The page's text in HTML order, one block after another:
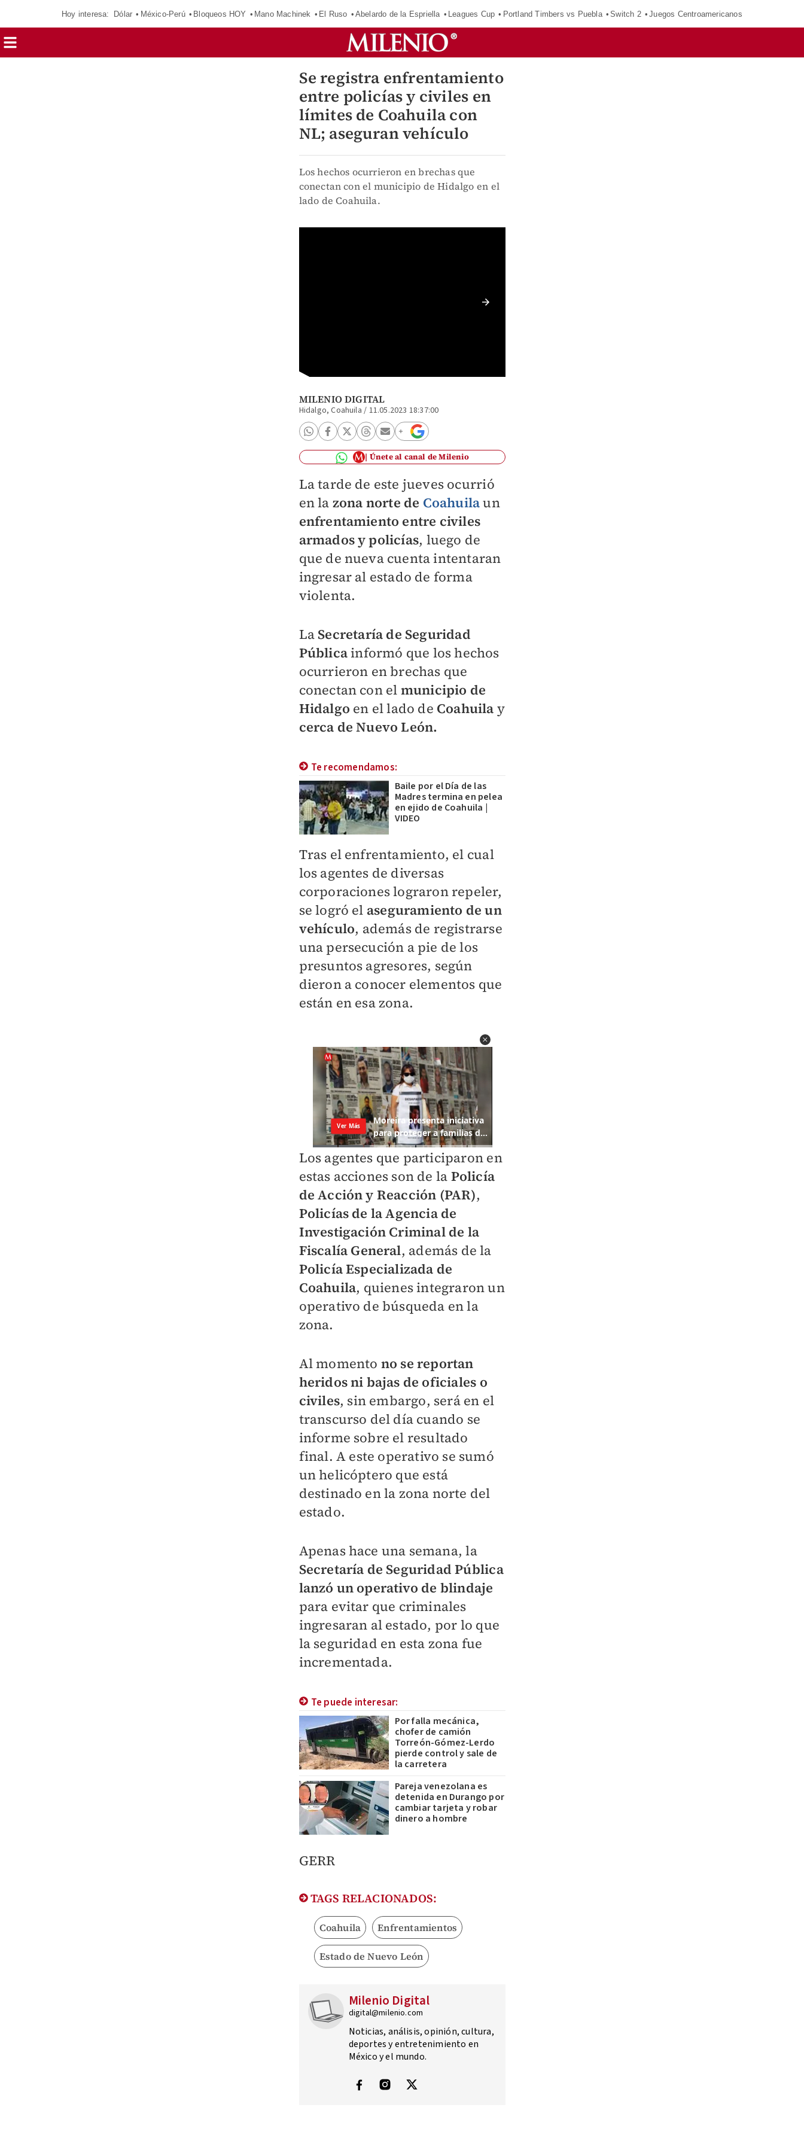
Hoy interesa: Dólar México-Perú Bloqueos HOY Mano Machinek El Ruso Abelardo de la Espriella Leagues Cup Portland Timbers vs Puebla Switch 2 Juegos Centroamericanos
Se registra enfrentamiento
entre policías y civiles en
límites de Coahuila con
NL; aseguran vehículo
Los hechos ocurrieron en brechas que
conectan con el municipio de Hidalgo en el
lado de Coahuila.
MILENIO DIGITAL
Hidalgo, Coahuila / 11.05.2023 18:37:00
Únete al canal de Milenio
La tarde de este jueves ocurrió
en la zona norte de Coahuilaun
enfrentamiento entre civiles
armados y policías, luego de
que de nueva cuenta intentaran
ingresar al estado de forma
violenta.
La Secretaría de Seguridad
Públicainformó que los hechos
ocurrieron en brechas que
conectan con el municipio de
Hidalgo en el lado de Coahuila y
cerca de Nuevo León.
Te recomendamos:
Baile por el Día de las
Madres termina en pelea
en ejido de Coahuila |
VIDEO
Tras el enfrentamiento, el cual
los agentes de diversas
corporaciones lograron repeler,
se logró el aseguramiento de un
vehículo, además de registrarse
una persecución a pie de los
presuntos agresores, según
dieron a conocer elementos que
están en esa zona.
Los agentes que participaron en
estas acciones son de la Policía
de Acción y Reacción (PAR),
Policías de la Agencia de
Investigación Criminal de la
Fiscalía General, además de la
Policía Especializada de
Coahuila, quienes integraron un
operativo de búsqueda en la
zona.
Al momento no se reportan
heridos ni bajas de oficiales o
civiles, sin embargo, será en el
transcurso del día cuando se
informe sobre el resultado
final. A este operativo se sumó
un helicóptero que está
destinado en la zona norte del
estado.
Apenas hace una semana, la
Secretaría de Seguridad Pública
lanzó un operativo de blindaje
para evitar que criminales
ingresaran al estado, por lo que
la seguridad en esta zona fue
incrementada.
Te puede interesar:
Por falla mecánica,
chofer de camión
Torreón-Gómez-Lerdo
pierde control y sale de
la carretera
Pareja venezolana es
detenida en Durango por
cambiar tarjeta y robar
dinero a hombre
GERR
TAGS RELACIONADOS:
Coahuila Enfrentamientos
Estado de Nuevo León
Milenio Digital
digital@milenio.com
Noticias, análisis, opinión, cultura,
deportes y entretenimiento en
México y el mundo.